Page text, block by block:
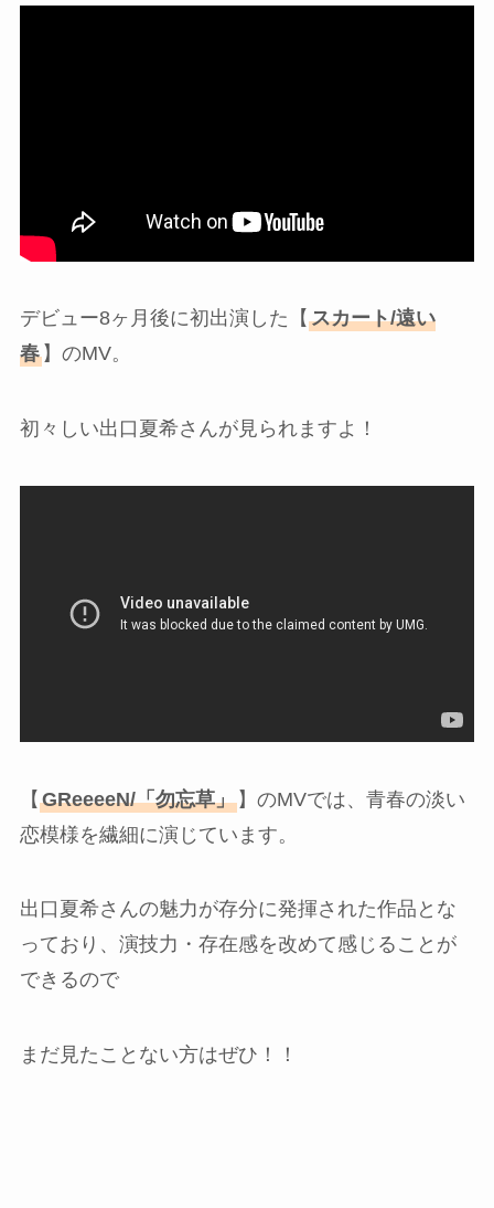
デビュー8ヶ月後に初出演した【 スカート/遠い
春】のMV。
初々しい出口夏希さんが見られますよ！
【 GReeeeN/「勿忘草」】のMVでは、青春の淡い
恋模様を繊細に演じています。
出口夏希さんの魅力が存分に発揮された作品とな
っており、演技力・存在感を改めて感じることが
できるので
まだ見たことない方はぜひ！！